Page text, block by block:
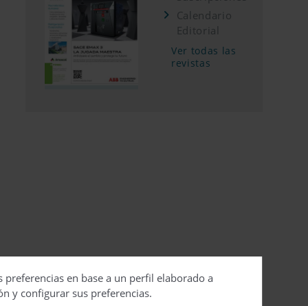
Calendario
Editorial
Ver todas las
revistas
en base a un perfil elaborado a
y configurar sus preferencias.